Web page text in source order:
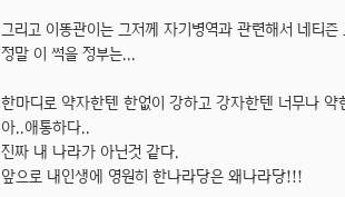
그리고 이똥관이는 그저께 자기병역과 관련해서 네티
정말 이 썩을 정부는...
한마디로 약자한텐 한없이 강하고 강자한텐 너무나
아..애통하다..
진짜 내 나라가 아닌것 같다.
앞으로 내인생에 영원히 한나라당은 왜나라당!!!